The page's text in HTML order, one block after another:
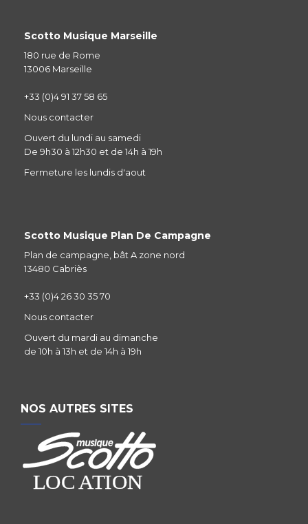
Scotto Musique Marseille
180 rue de Rome
13006 Marseille
+33 (0)4 91 37 58 65
Nous contacter
Ouvert du lundi au samedi
De 9h30 à 12h30 et de 14h à 19h
Fermeture les lundis d'aout
Scotto Musique Plan De Campagne
Plan de campagne, bât A zone nord
13480 Cabriès
+33 (0)4 26 30 35 70
Nous contacter
Ouvert du mardi au dimanche
de 10h à 13h et de 14h à 19h
NOS AUTRES SITES